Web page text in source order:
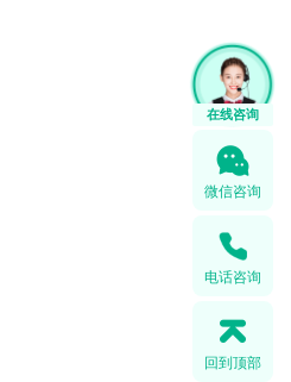
1
微信咨询
电话咨询
回到顶部